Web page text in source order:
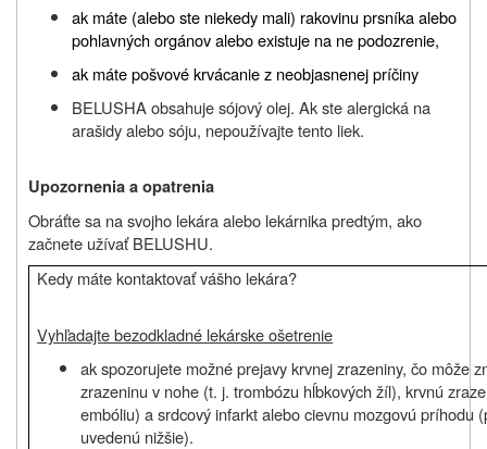
ak máte (alebo ste niekedy mali) rakovinu prsníka alebo
pohlavných orgánov alebo existuje na ne podozrenie,
ak máte pošvové krvácanie z neobjasnenej príčiny
BELUSHA obsahuje sójový olej. Ak ste alergická na
arašidy alebo sóju, nepoužívajte tento liek.
Upozornenia a opatrenia
Obráťte sa na svojho lekára alebo lekárnika predtým, ako
začnete užívať BELUSHU.
Kedy máte kontaktovať vášho lekára?
Vyhľadajte bezodkladné lekárske ošetrenie
ak spozorujete možné prejavy krvnej zrazeniny, čo môže
zrazeninu v nohe (t. j. trombózu hĺbkových žíl), krvnú
embóliu) a srdcový infarkt alebo cievnu mozgovú príhodu
uvedenú nižšie).